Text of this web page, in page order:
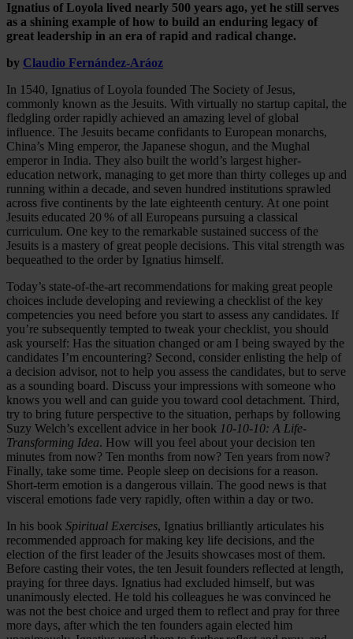
Ignatius of Loyola lived nearly 500 years ago, yet he still serves
as a shining example of how to build an enduring legacy of
great leadership in an era of rapid and radical change.
by Claudio Fernández-Aráoz
In 1540, Ignatius of Loyola founded The Society of Jesus,
commonly known as the Jesuits. With virtually no startup capital, the
fledgling order rapidly achieved an amazing level of global
influence. The Jesuits became confidants to European monarchs,
China’s Ming emperor, the Japanese shogun, and the Mughal
emperor in India. They also built the world’s largest higher-
education network, managing to get more than thirty colleges up and
running within a decade, and seven hundred institutions sprawled
across five continents by the late eighteenth century. At one point
Jesuits educated 20 % of all Europeans pursuing a classical
curriculum. One key to the remarkable sustained success of the
Jesuits is a mastery of great people decisions. This vital strength was
bequeathed to the order by Ignatius himself.
Today’s state-of-the-art recommendations for making great people
choices include developing and reviewing a checklist of the key
competencies you need before you start to assess any candidates. If
you’re subsequently tempted to tweak your checklist, you should
ask yourself: Has the situation changed or am I being swayed by the
candidates I’m encountering? Second, consider enlisting the help of
a decision advisor, not to help you assess the candidates, but to serve
as a sounding board. Discuss your impressions with someone who
knows you well and can guide you toward cool detachment. Third,
try to bring future perspective to the situation, perhaps by following
Suzy Welch’s excellent advice in her book 10-10-10: A Life-
Transforming Idea. How will you feel about your decision ten
minutes from now? Ten months from now? Ten years from now?
Finally, take some time. People sleep on decisions for a reason.
Short-term emotion is a dangerous villain. The good news is that
visceral emotions fade very rapidly, often within a day or two.
In his book Spiritual Exercises, Ignatius brilliantly articulates his
recommended approach for making key life decisions, and the
election of the first leader of the Jesuits showcases most of them.
Before casting their votes, the ten Jesuit founders reflected at length,
praying for three days. Ignatius had excluded himself, but was
unanimously elected. He told his colleagues he was convinced he
was not the best choice and urged them to reflect and pray for three
more days, after which the ten founders again elected him